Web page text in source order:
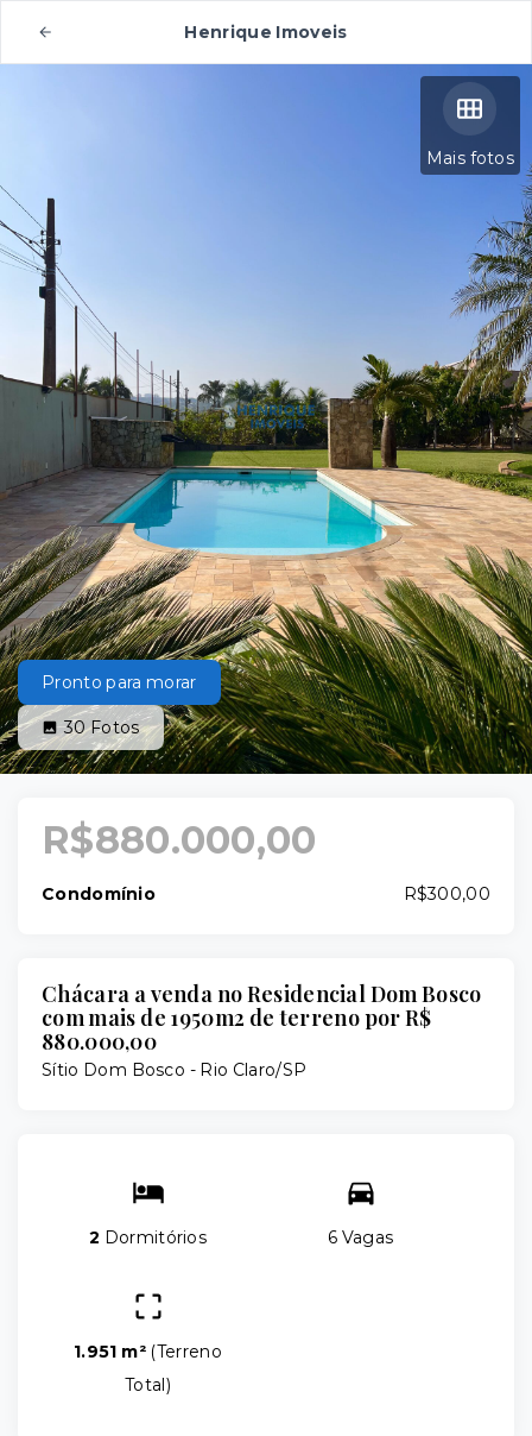
Henrique Imoveis
Mais fotos
Pronto para morar
30Fotos
R$880.000,00
Condomínio R$300,00
Chácara a venda no Residencial Dom Bosco
com mais de 1950m2 de terreno por R$
880.000,00
Sítio Dom Bosco - Rio Claro/SP
2 Dormitórios 6 Vagas
1.951 m² (Terreno
Total )